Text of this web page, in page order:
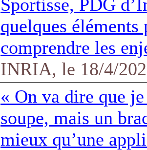
Sportisse, PDG
quelques
comprendre les
INRIA, le 18/4/
« On va dire que
soupe, mais un
mieux qu’une